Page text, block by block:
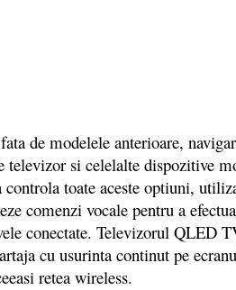
de modelele anterioare,
si celelalte dispozitive
toate aceste optiuni,
comenzi vocale pentru a
conectate. Televizorul QLED
cu usurinta continut pe
retea wireless.